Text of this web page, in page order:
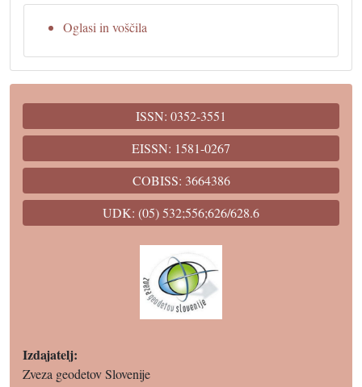
Oglasi in voščila
ISSN: 0352-3551
EISSN: 1581-0267
COBISS: 3664386
UDK: (05) 532;556;626/628.6
Izdajatelj:
Zveza geodetov Slovenije